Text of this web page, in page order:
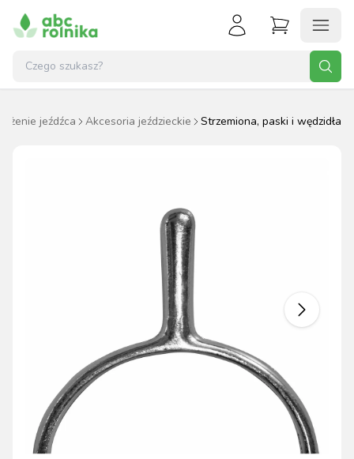
jeźdźca Akcesoria jeździeckie Strzemiona, paski i wędzidła